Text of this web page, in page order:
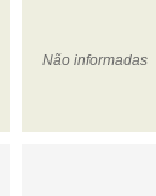
Não informadas